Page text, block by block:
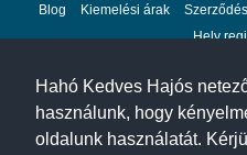
Hahó Kedves Hajós
használunk, hogy
oldalunk használatát.
Blog Kiemelési árak
Hely
Adatvédelem Impresszum A
A hahohajo.hu online